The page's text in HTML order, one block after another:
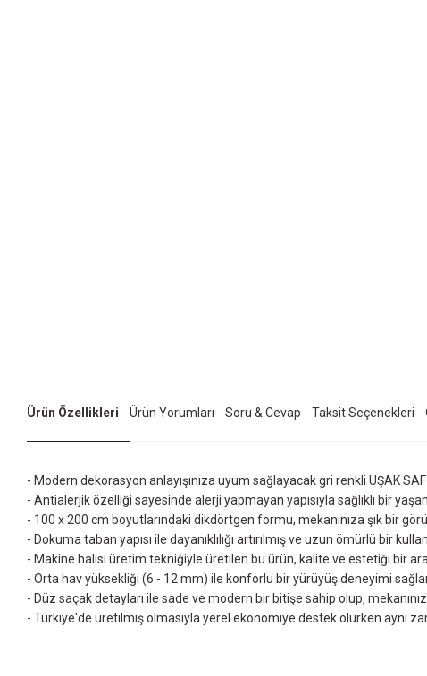
Ürün Özellikleri Ürün Yorumları Soru & Cevap Taksit Seçenekleri
- Modern dekorasyon anlayışınıza uyum sağlayacak gri renkli UŞAK
- Antialerjik özelliği sayesinde alerji yapmayan yapısıyla sağlıklı bir
- 100 x 200 cm boyutlarındaki dikdörtgen formu, mekanınıza şık bir
- Dokuma taban yapısı ile dayanıklılığı artırılmış ve uzun ömürlü bir
- Makine halısı üretim tekniğiyle üretilen bu ürün, kalite ve estetiği bir
- Orta hav yüksekliği (6 - 12 mm) ile konforlu bir yürüyüş deneyimi
- Düz saçak detayları ile sade ve modern bir bitişe sahip olup,
- Türkiye'de üretilmiş olmasıyla yerel ekonomiye destek olurken aynı